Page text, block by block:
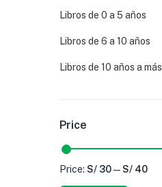
Libros de 0 a 5 años
Libros de 6 a 10 años
Libros de 10 años a más
Price
Price: S/ 30—S/ 40